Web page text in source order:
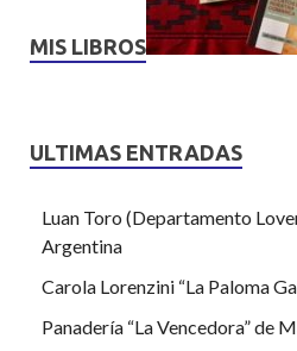
MIS LIBROS
ULTIMAS ENTRADAS
Luan Toro (Departamento
Argentina
Carola Lorenzini “La Paloma
Panadería “La Vencedora” de